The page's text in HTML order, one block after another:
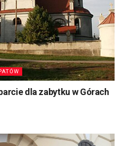
dla zabytku w Górach